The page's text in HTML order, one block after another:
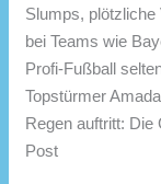
Slumps,
bei Teams wie
Profi-Fußball
Topstürmer
Regen auftritt:
Post